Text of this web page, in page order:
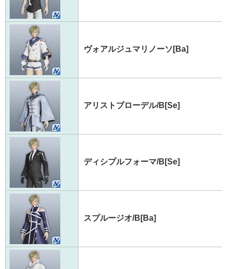
ヴォアルジュマリノーソ[Ba]
アリストブローデル/B[Se]
ディシプルフォーマ/B[Se]
スプルージオ/B[Ba]